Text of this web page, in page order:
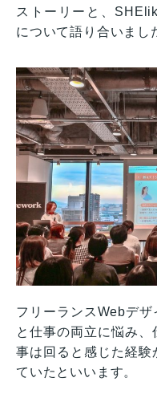
ストーリーと、
について語り合いまし
フリーランスWebデ
と仕事の両立に悩み
事は回ると感じた経験
ていたといいます。